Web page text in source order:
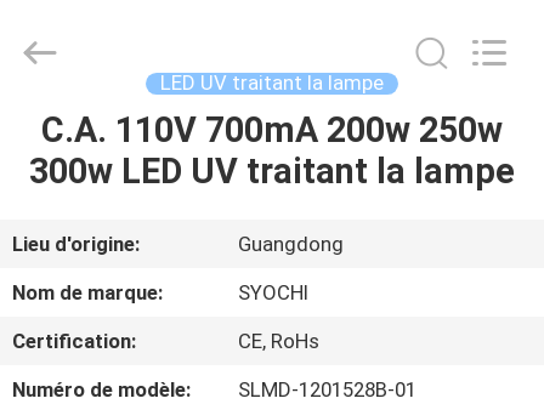
MAISON
AU
SUJET
Syochi
Electronics
Reserved.
LED UV traitant la lampe
C.A. 110V 700mA 200w 250w
300w LED UV traitant la lampe
Lieu d'origine:
Guangdong
Nom de marque:
SYOCHI
Certification:
CE, RoHs
Numéro de modèle:
SLMD-1201528B-01